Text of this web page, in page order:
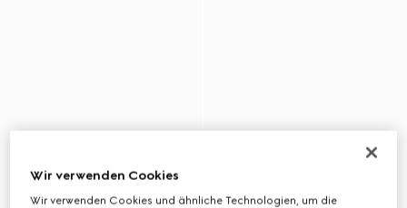
Wir verwenden Cookies
Wir verwenden Cookies und ähnliche Technologien, um die